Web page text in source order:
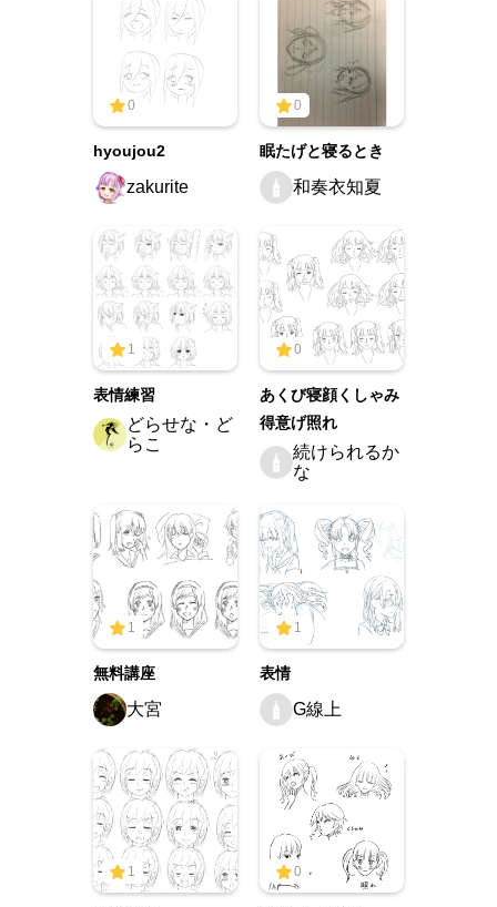
0
hyoujou2
zakurite
0
眠たげと寝るとき
和奏衣知夏
1
表情練習
どらせな・ど
らこ
0
あくび寝顔くしゃみ
得意げ照れ
続けられるか
な
1
無料講座
大宮
1
表情
G線上
1 0